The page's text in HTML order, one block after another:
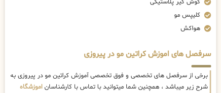
گوش گیر پلاستیکی
کلیپس مو
هواکش
سرفصل های اموزش کراتین مو در پیروزی
برخی از سرفصل های تخصصی و فوق تخصصی آموزش کراتین مو در پیروزی به
شرح زیر میباشد ، همچنین شما میتوانید با تماس با کارشناسان اموزشگاه